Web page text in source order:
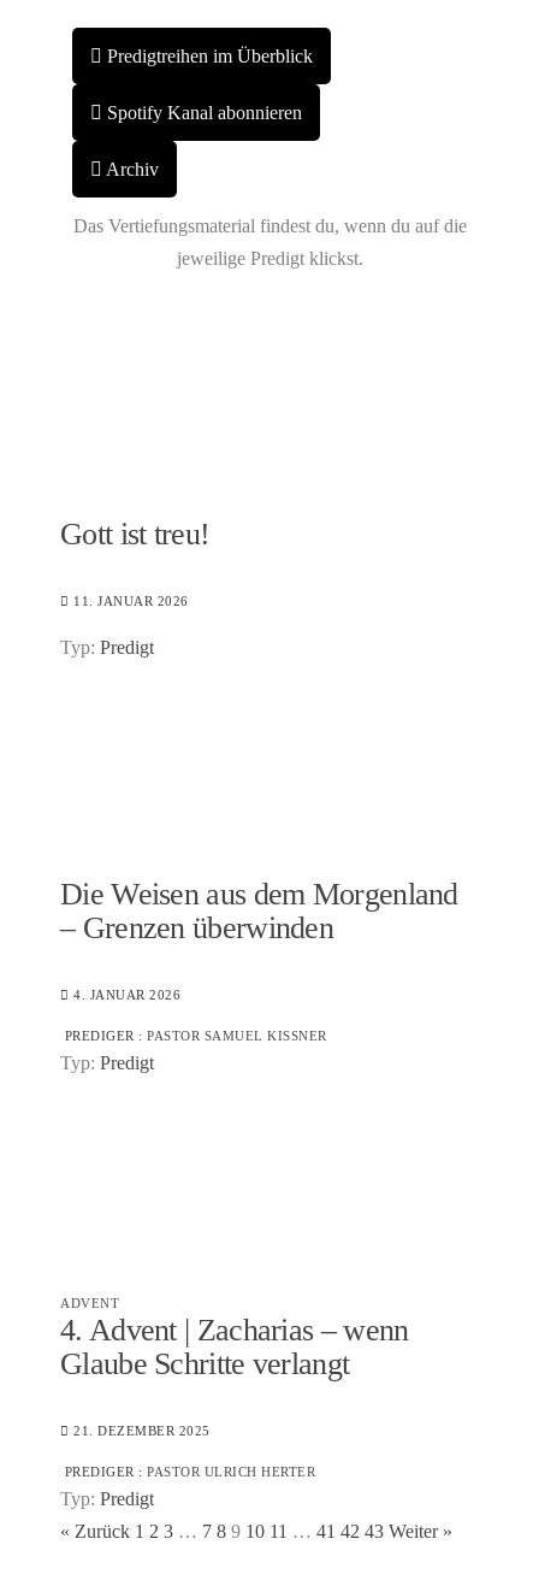
Predigtreihen im Überblick
Spotify Kanal abonnieren
Archiv
Das Vertiefungsmaterial findest du, wenn du auf die
jeweilige Predigt klickst.
Gott ist treu!
11. JANUAR 2026
Typ: Predigt
Die Weisen aus dem Morgenland
– Grenzen überwinden
4. JANUAR 2026
PREDIGER : PASTOR SAMUEL KISSNER
Typ: Predigt
ADVENT
4. Advent | Zacharias – wenn
Glaube Schritte verlangt
21. DEZEMBER 2025
PREDIGER : PASTOR ULRICH HERTER
Typ: Predigt
« Zurück 1 2 3 … 7 8 9 10 11 … 41 42 43 Weiter »